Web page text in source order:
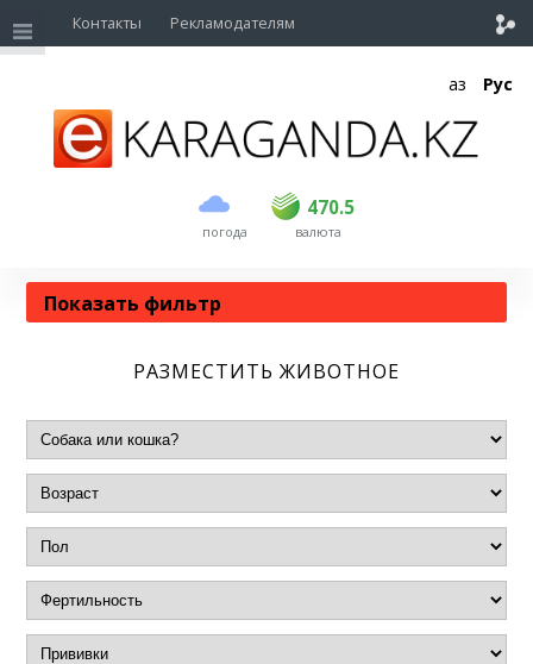
Контакты Рекламодателям
Қаз Рус
погода
470.5
валюта
Показать фильтр
РАЗМЕСТИТЬ ЖИВОТНОЕ